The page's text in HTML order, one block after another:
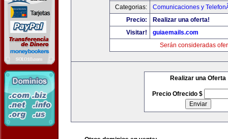
Categorias:
Comunicaciones y
Precio:
Realizar una oferta!
Visitar!
guiaemails.com
Serán consideradas
Realizar una Oferta
Precio Ofrecido $